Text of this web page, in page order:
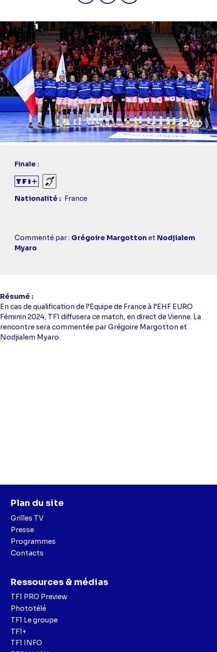
Finale :
Sourds et malentendants
Nationalité
France
Casting
simba
Commenté par : Grégoire Margottonet Nodjialem
Myaro
Résumé
En cas de qualification de l’Equipe de France à l’EHF EURO
Féminin 2024, TF1 diffusera ce match, en direct de Vienne. La
rencontre sera commentée par Grégoire Margotton et
Nodjialem Myaro.
Plan du site
Grilles TV
Presse
Programmes
Contacts
Ressources & médias
TF1 PRO Preview
Phototélé
TF1 Le groupe
TF1+
TF1 INFO